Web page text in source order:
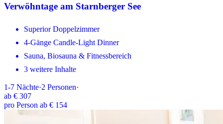
Verwöhntage am Starnberger See
Superior Doppelzimmer
4-Gänge Candle-Light Dinner
Sauna, Biosauna & Fitnessbereich
3 weitere Inhalte
1-7 Nächte·2 Personen·
ab € 307
pro Person ab € 154